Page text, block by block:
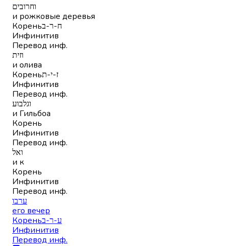
וחרובים
и рожковые деревья
Кореньח-ר-ב
Инфинитив
Перевод инф.
וזית
и олива
Кореньז-י-ת
Инфинитив
Перевод инф.
וגלבוע
и Гильбоа
Корень
Инфинитив
Перевод инф.
ואל
и к
Корень
Инфинитив
Перевод инф.
ערבו
его вечер
Кореньע-ר-ב
Инфинитив
Перевод инф.